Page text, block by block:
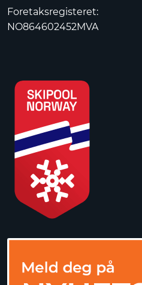
Foretaksregisteret:
NO864602452MVA